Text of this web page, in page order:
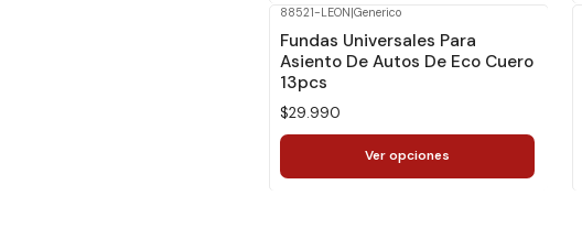
88521-LEON|Generico
Fundas Universales Para
Asiento De Autos De Eco Cuero
13pcs
$29.990
Ver opciones